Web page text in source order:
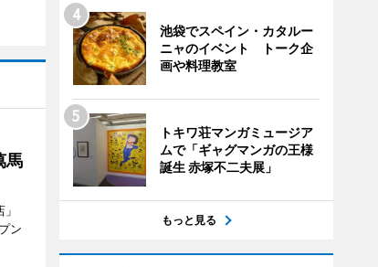
馬
ン
池袋でスペイン・カタルー
ニャのイベント トーク企
画や料理教室
トキワ荘マンガミュージア
ムで「ギャグマンガの王様
誕生 赤塚不二夫展」
もっと見る